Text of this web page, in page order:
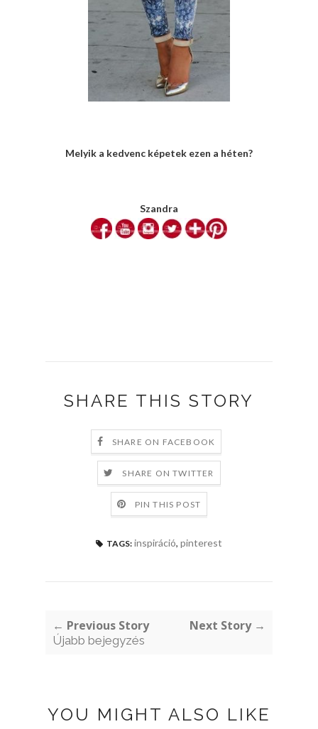
Melyik a kedvenc képetek ezen a héten?
Szandra
SHARE THIS STORY
SHARE ON FACEBOOK
SHARE ON TWITTER
PIN THIS POST
TAGS: inspiráció, pinterest
← Previous Story
Újabb bejegyzés
Next Story →
YOU MIGHT ALSO LIKE